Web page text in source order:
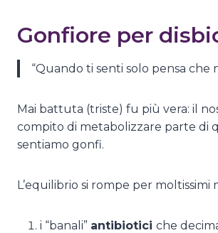
Gonfiore per
“Quando ti senti solo pensa che
Mai battuta (triste) fu più vera: il
compito di metabolizzare parte di
sentiamo gonfi.
L’equilibrio si rompe per moltissimi
i “banali” antibiotici che